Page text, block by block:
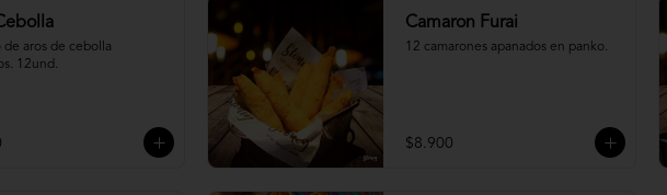
de aros de cebolla
12und.
Camaron Furai
12 camarones apanados en panko.
$8.900